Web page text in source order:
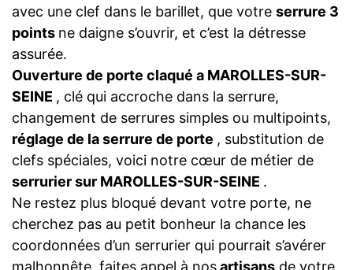
avec une clef dans le barillet, que votre serrure 3
points ne daigne s’ouvrir, et c’est la détresse
assurée.
Ouverture de porte claqué a MAROLLES-SUR-
SEINE , clé qui accroche dans la serrure,
changement de serrures simples ou multipoints,
réglage de la serrure de porte , substitution de
clefs spéciales, voici notre cœur de métier de
serrurier sur MAROLLES-SUR-SEINE .
Ne restez plus bloqué devant votre porte, ne
cherchez pas au petit bonheur la chance les
coordonnées d’un serrurier qui pourrait s’avérer
malhonnête, faites appel à nosartisans de votre